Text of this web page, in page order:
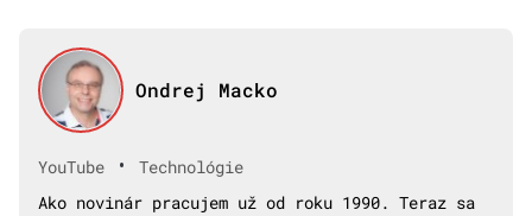
Ondrej Macko
YouTube •
Technológie
Ako novinár pracujem už od roku 1990. Teraz sa